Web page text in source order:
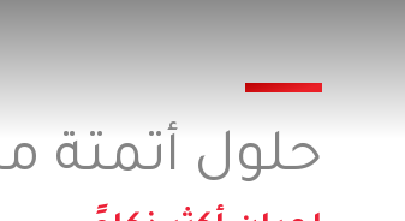
حلول أتمتة